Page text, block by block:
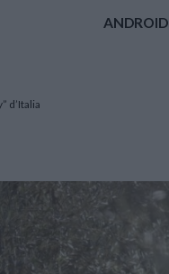
ANDROID
d’Italia